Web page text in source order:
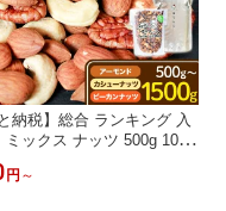
納税】総合 ランキング 入
ミックス ナッツ 500g 1000
1袋~3袋 アーモンド カシ
ピーカンナッツ 詰め合わ
円 ～